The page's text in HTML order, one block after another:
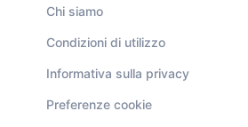
Chi siamo
Condizioni di utilizzo
Informativa sulla privacy
Preferenze cookie